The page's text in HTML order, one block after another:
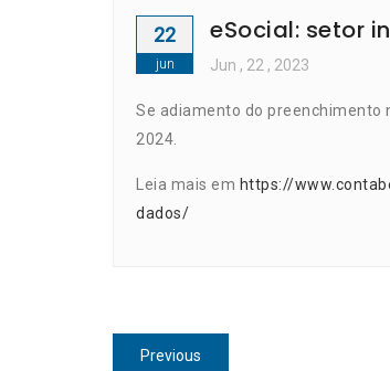
22
jun
eSocial: setor
Jun , 22 , 2023
Se adiamento do preenchimento
2024.
Leia mais em https://
dados/
Navegação
Previous